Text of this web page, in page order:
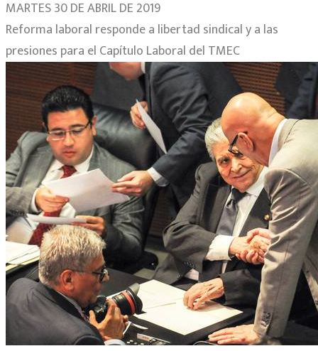
MARTES 30 DE ABRIL DE 2019
Reforma laboral responde a libertad sindical y a las
presiones para el Capítulo Laboral del TMEC